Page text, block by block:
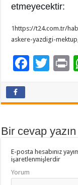
etmeyecektir:
1 https://t24.com.tr/
askere-yazdigi-
F
o
k
T
Bir cevap yazın
E-posta hesabınız
işaretlenmişlerdir
Yorum